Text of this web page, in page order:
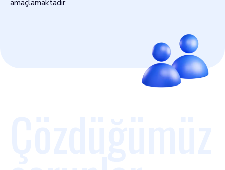
amaçlamaktadır.